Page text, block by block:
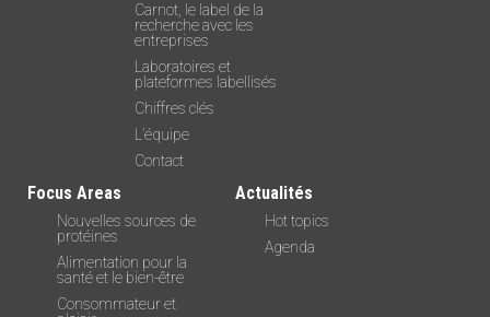
Carnot, le label de la
recherche avec les
entreprises
Laboratoires et
plateformes labellisés
Chiffres clés
L’équipe
Contact
Focus Areas
Nouvelles sources de
protéines
Alimentation pour la
santé et le bien-être
Consommateur et
Actualités
Hot topics
Agenda